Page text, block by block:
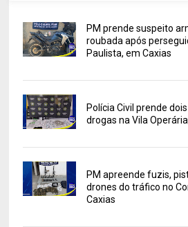
PM prende suspeito
roubada após
Paulista, em Caxias
Polícia Civil prende
drogas na Vila
PM apreende fuzis,
drones do tráfico no
Caxias